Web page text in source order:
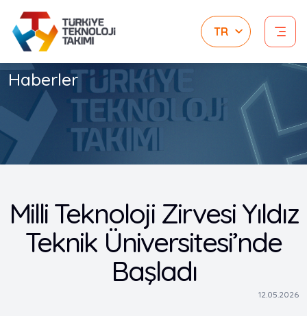
Haberler
Milli Teknoloji Zirvesi Yıldız
Teknik Üniversitesi’nde
Başladı
12.05.2026